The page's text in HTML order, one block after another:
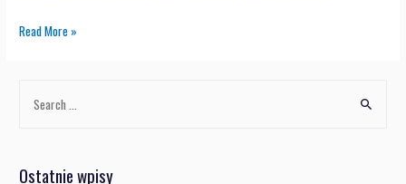
Read More »
Ostatnie wpisy